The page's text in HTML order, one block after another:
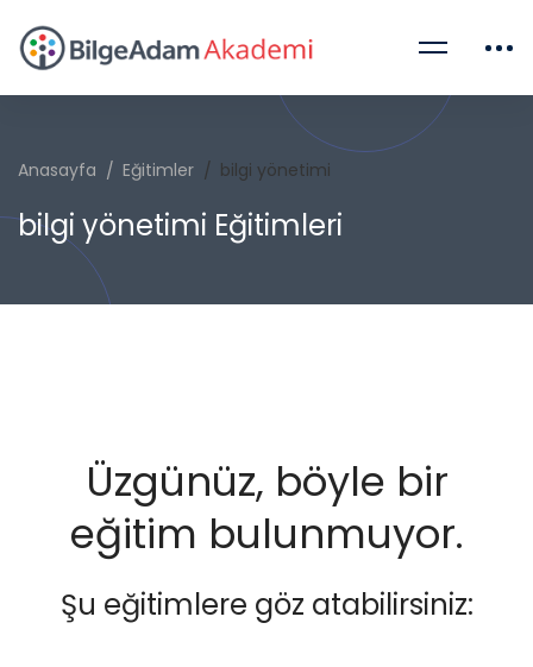
Anasayfa Eğitimler bilgi yönetimi
bilgi yönetimi Eğitimleri
Üzgünüz, böyle bir
eğitim bulunmuyor.
Şu eğitimlere göz atabilirsiniz: